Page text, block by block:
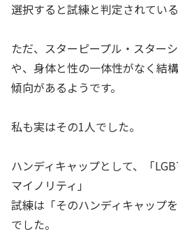
選択すると試練と判定されている
ただ、スターピープル・スター
や、身体と性の一体性がなく結
傾向があるようです。
私も実はその1人でした。
ハンディキャップとして、「
マイノリティ」
試練は「そのハンディキャップ
でした。